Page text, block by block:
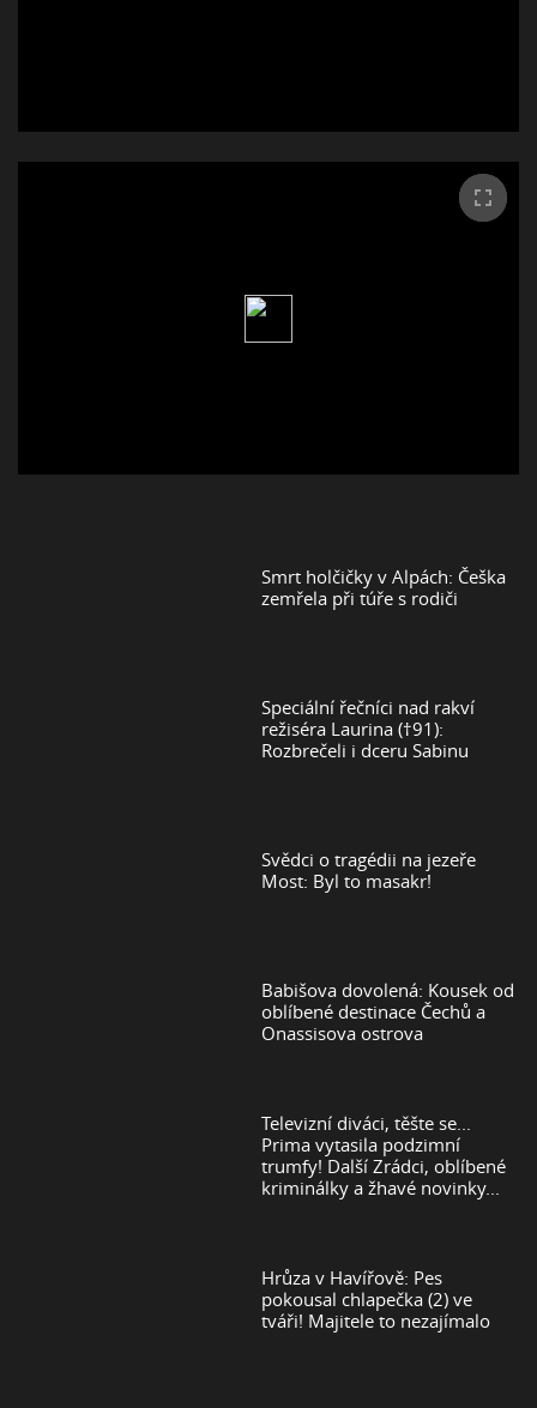
Smrt holčičky v Alpách: Češka
zemřela při túře s rodiči
Speciální řečníci nad rakví
režiséra Laurina (†91):
Rozbrečeli i dceru Sabinu
Svědci o tragédii na jezeře
Most: Byl to masakr!
Babišova dovolená: Kousek od
oblíbené destinace Čechů a
Onassisova ostrova
Televizní diváci, těšte se...
Prima vytasila podzimní
trumfy! Další Zrádci, oblíbené
kriminálky a žhavé novinky...
Hrůza v Havířově: Pes
pokousal chlapečka (2) ve
tváři! Majitele to nezajímalo